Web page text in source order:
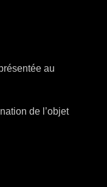
au
de l’objet